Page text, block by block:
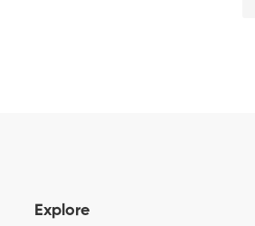
Explore